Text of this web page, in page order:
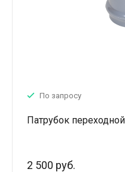
По запросу
Патрубок
2 500 руб.